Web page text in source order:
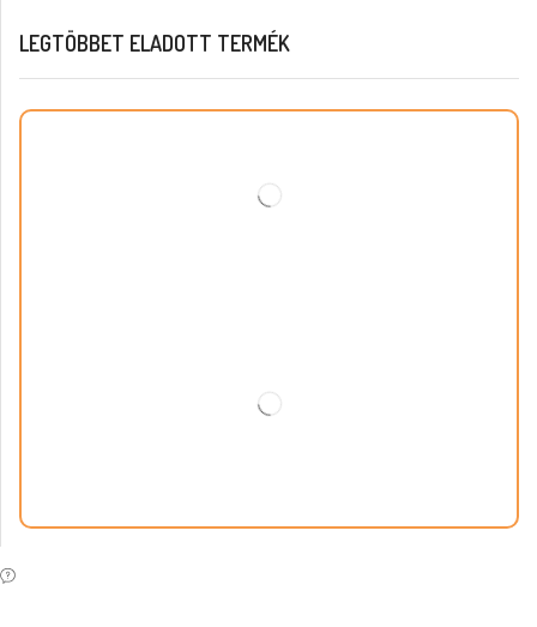
LEGTÖBBET ELADOTT TERMÉK